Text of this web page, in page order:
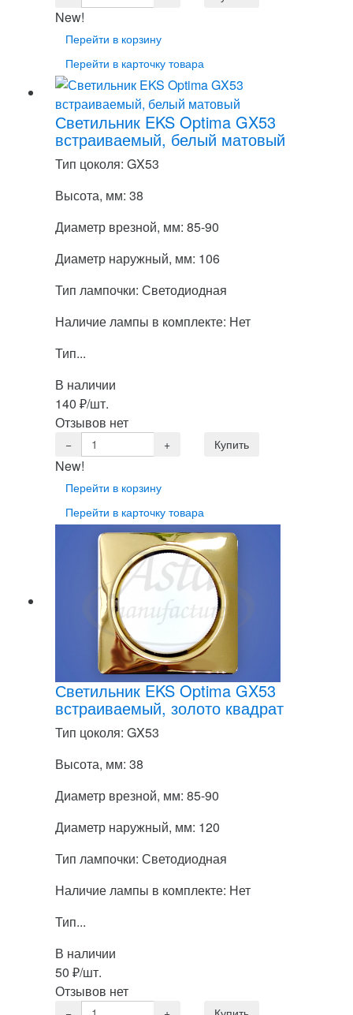
New!
Перейти в корзину
Перейти в карточку товара
Светильник EKS Optima GX53
встраиваемый, белый матовый
Тип цоколя: GX53
Высота, мм: 38
Диаметр врезной, мм: 85-90
Диаметр наружный, мм: 106
Тип лампочки: Светодиодная
Наличие лампы в комплекте: Нет
Тип...
В наличии
140 ₽/шт.
Отзывов нет
New!
Перейти в корзину
Перейти в карточку товара
Светильник EKS Optima GX53
встраиваемый, золото квадрат
Тип цоколя: GX53
Высота, мм: 38
Диаметр врезной, мм: 85-90
Диаметр наружный, мм: 120
Тип лампочки: Светодиодная
Наличие лампы в комплекте: Нет
Тип...
В наличии
50 ₽/шт.
Отзывов нет